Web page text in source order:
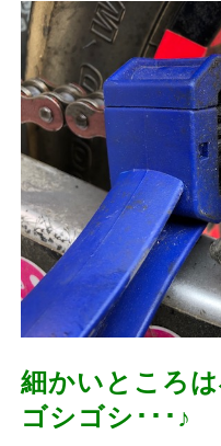
細かいところ
ゴシゴシ･･･♪